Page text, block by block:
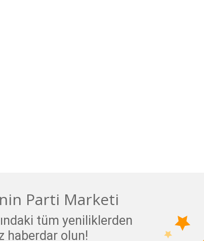
Parti Marketi
tüm yeniliklerden
haberdar olun!